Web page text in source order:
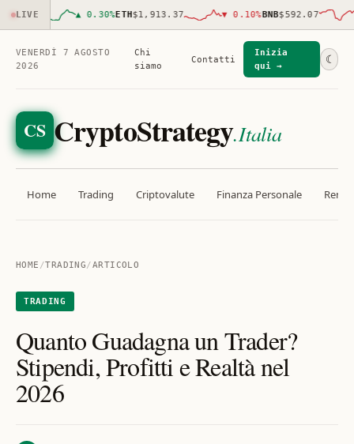
LIVE ▲ 0.30 %ETH$1,913.37 ▼ 0.10 %BNB$592.07 ▼
VENERDÌ 7 AGOSTO
2026
Chi
siamo
Contatti
Inizia
qui →
☾
CS CryptoStrategy.Italia
Home Trading Criptovalute Finanza Personale
HOME /TRADING/ARTICOLO
TRADING
Quanto Guadagna un Trader?
Stipendi, Profitti e Realtà nel
2026